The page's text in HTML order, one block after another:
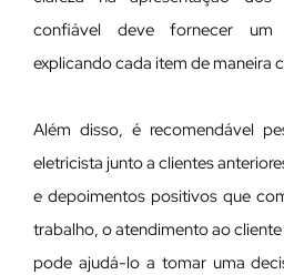
confiável deve fornecer um
explicando cada item de maneira
Além disso, é recomendável
eletricista junto a clientes
e depoimentos positivos que
trabalho, o atendimento ao
pode ajudá-lo a tomar uma